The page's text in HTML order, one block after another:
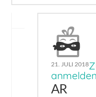
21. JULI 2018
anmelden
AR